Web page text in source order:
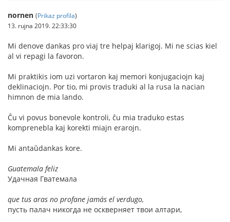
nornen (Prikaz profila)
13. rujna 2019. 22:33:30
Mi denove dankas pro viaj tre helpaj klarigoj. Mi ne scias kiel
al vi repagi la favoron.
Mi praktikis iom uzi vortaron kaj memori konjugaciojn kaj
deklinaciojn. Por tio, mi provis traduki al la rusa la nacian
himnon de mia lando.
Ĉu vi povus bonevole kontroli, ĉu mia traduko estas
komprenebla kaj korekti miajn erarojn.
Mi antaŭdankas kore.
Guatemala feliz
Удачная Гватемала
que tus aras no profane jamás el verdugo,
пусть палач никогда не оскверняет твои алтари,